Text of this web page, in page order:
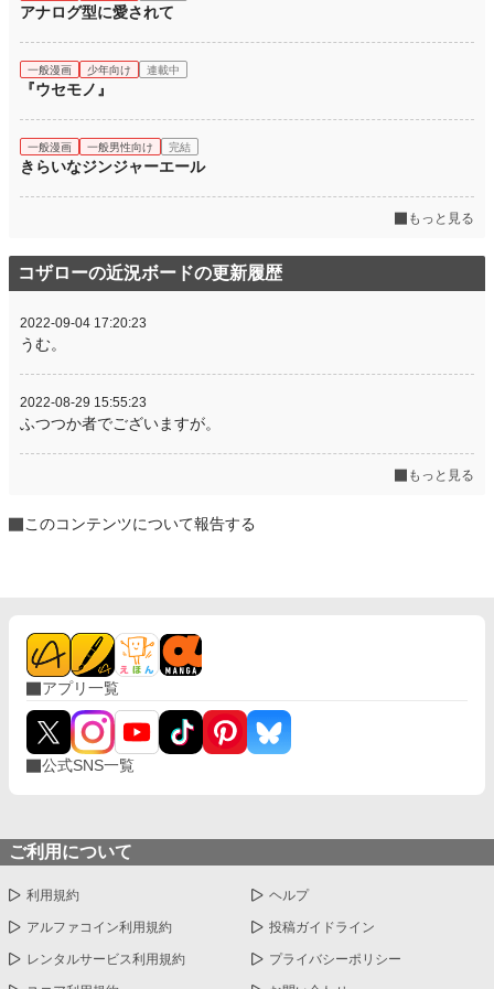
アナログ型に愛されて
一般漫画 少年向け 連載中
『ウセモノ』
一般漫画 一般男性向け 完結
きらいなジンジャーエール
もっと見る
コザローの近況ボードの更新履歴
2022-09-04 17:20:23
うむ。
2022-08-29 15:55:23
ふつつか者でございますが。
もっと見る
このコンテンツについて報告する
アプリ一覧
公式SNS一覧
ご利用について
利用規約 ヘルプ
アルファコイン利用規約 投稿ガイドライン
レンタルサービス利用規約 プライバシーポリシー